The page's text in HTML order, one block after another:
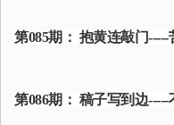
第085期： 抱黄连敲门-----
第086期： 稿子写到边-----